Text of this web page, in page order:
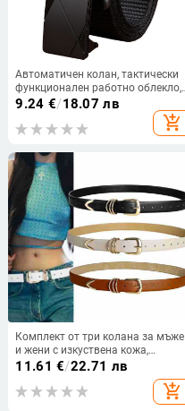
Автоматичен колан, тактически
функционален работно облекло,
ежедневен платнен найлонов
колан, нов военен колан за
тренировки за млади мъже
9.24 €/18.07 лв
add_shopping_cart
Комплект от три колана за мъже
и жени с изкуствена кожа,
катарама от сплав и пиново
закопчаване, ширина 2–4 см,
марка Patchton
11.61 €/22.71 лв
add_shopping_cart